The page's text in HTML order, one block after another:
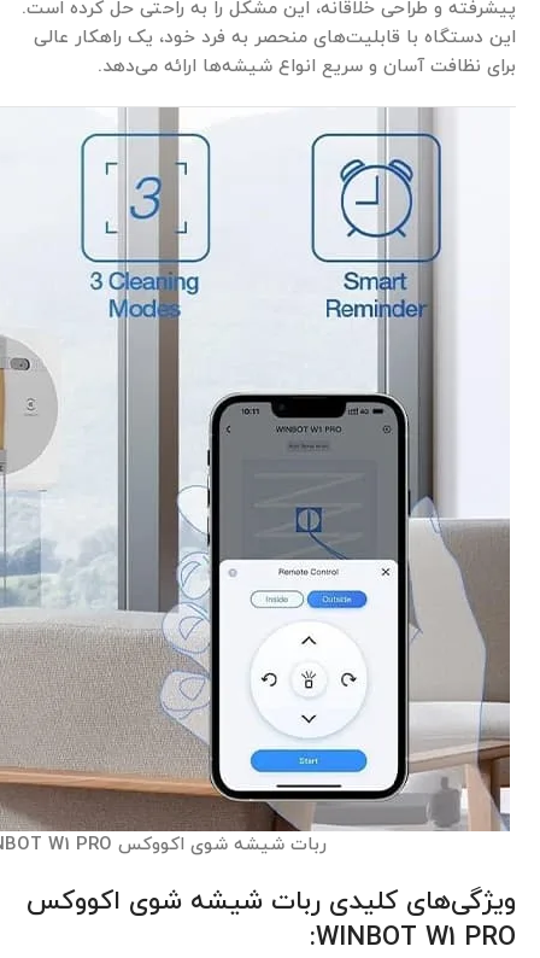
پیشرفته و طراحی خلاقانه، این مشکل را به راحتی حل کرده است.
این دستگاه با قابلیت‌های منحصر به فرد خود، یک راهکار عالی
برای نظافت آسان و سریع انواع شیشه‌ها ارائه می‌دهد.
ربات شیشه شوی اکووکس WINBOT W1 PRO
ویژگی‌های کلیدی ربات شیشه شوی اکووکس
WINBOT W1 PRO: